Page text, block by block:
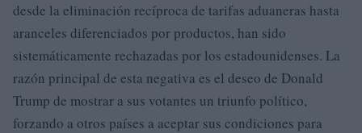
desde la eliminación recíproca de tarifas aduaneras hasta
aranceles diferenciados por productos, han sido
sistemáticamente rechazadas por los estadounidenses. La
razón principal de esta negativa es el deseo de Donald
Trump de mostrar a sus votantes un triunfo político,
forzando a otros países a aceptar sus condiciones para